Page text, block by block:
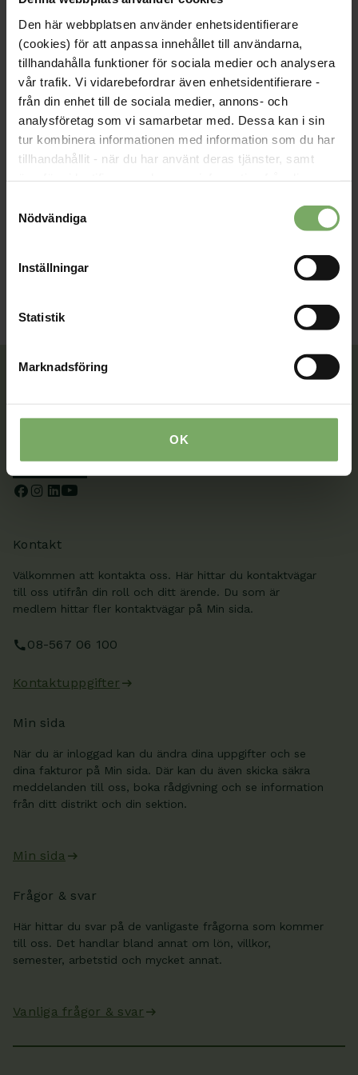
Den här webbplatsen använder enhetsidentifierare
(cookies) för att anpassa innehållet till användarna,
tillhandahålla funktioner för sociala medier och analysera
vår trafik. Vi vidarebefordrar även enhetsidentifierare -
från din enhet till de sociala medier, annons- och
analysföretag som vi samarbetar med. Dessa kan i sin
tur kombinera informationen med information som du har
tillhandahållit - när du har använt deras tjänster, samt
området. Du godkänner våra cookies vid fortsatt
Nödvändiga
Inställningar
Statistik
Marknadsföring
OK
riktlinjer, i samarbeten med andra professionsförbund, samt i
expertgrupper och referensgrupper för utredningar med
mera.
Vi lämnar också svar på remisser som rör vår professions
yrkesutövande, för att påverka beslut som berör
professionen.
Som medlem får du en plattform för att delta i
Tillsammans rör vi oss framåt. Du är en viktig del
Kontakt
Välkommen att kontakta oss. Här hittar du kontaktvägar
till oss utifrån din roll och ditt ärende. Du som är
medlem hittar fler kontaktvägar på Min sida.
08-567 06 100
Kontaktuppgifter
Min sida
När du är inloggad kan du ändra dina uppgifter och se
dina fakturor på Min sida. Där kan du även skicka säkra
meddelanden till oss, boka rådgivning och se information
från ditt distrikt och din sektion.
Min sida
Frågor & svar
Här hittar du svar på de vanligaste frågorna som kommer
till oss. Det handlar bland annat om lön, villkor,
semester, arbetstid och mycket annat.
Vanliga frågor & svar